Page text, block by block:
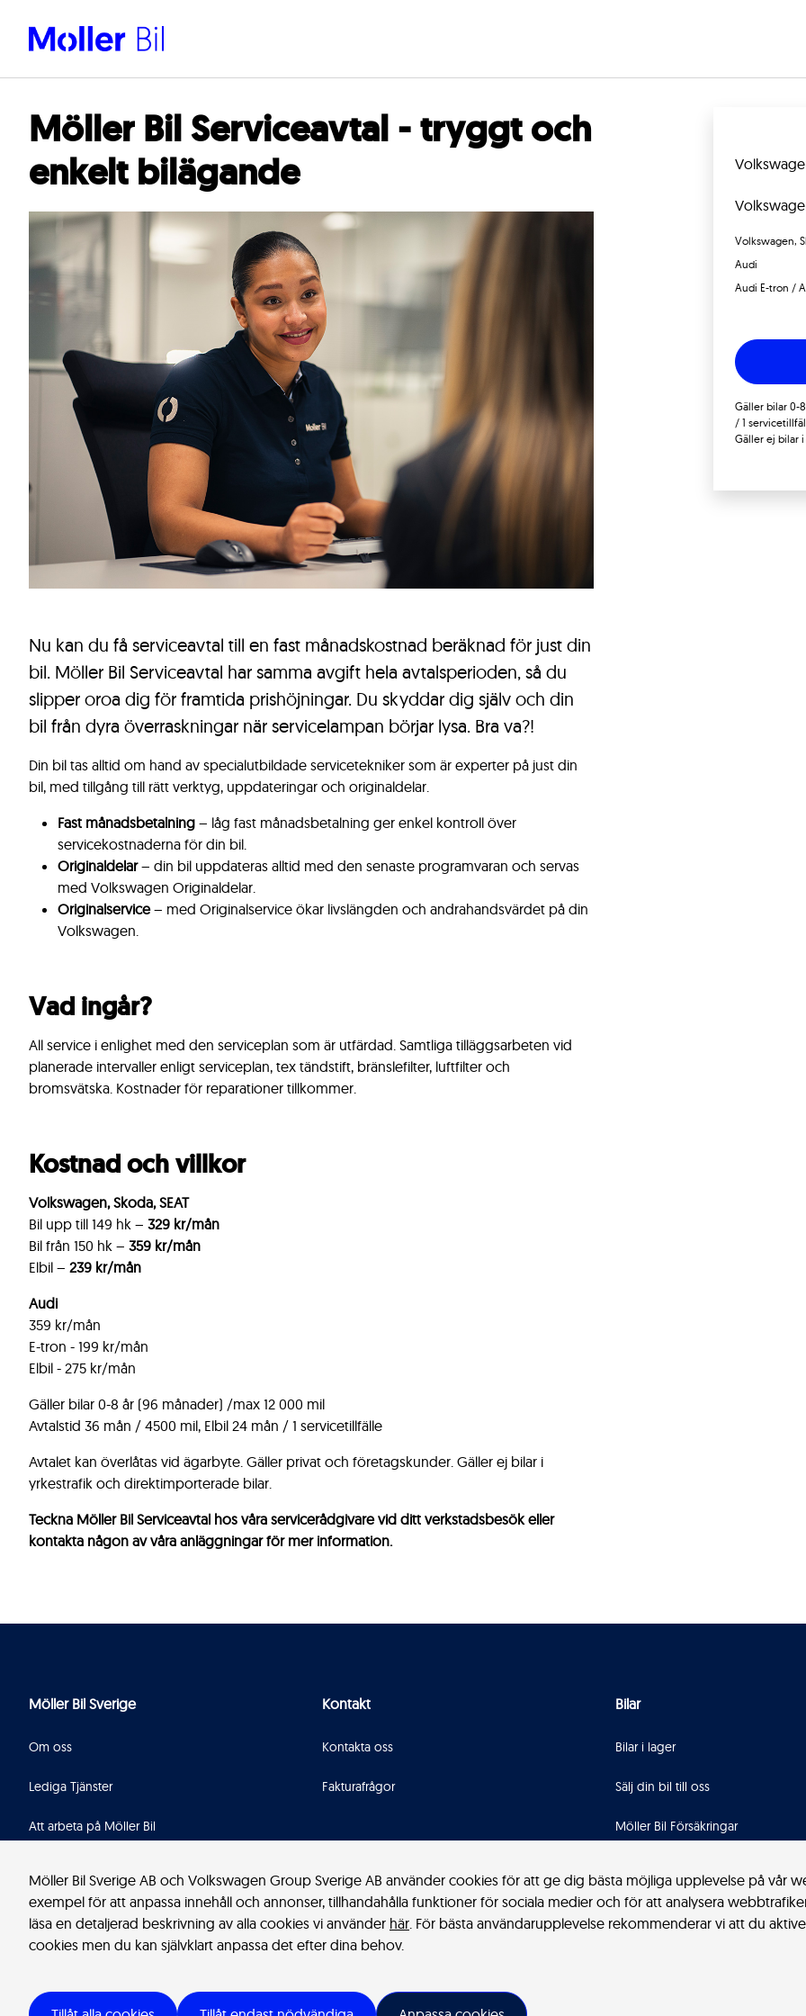
Möller Bil Sverige AB och Volkswagen Group Sverige AB använder cookies för att ge dig bästa möjliga upplevelse på vår
exempel för att anpassa innehåll och annonser, tillhandahålla funktioner för sociala medier och för att analysera
läsa en detaljerad beskrivning av alla cookies vi använder här. För bästa användarupplevelse rekommenderar vi att du
cookies men du kan självklart anpassa det efter dina behov.
Möller Bil Serviceavtal - tryggt och
enkelt bilägande
Nu kan du få serviceavtal till en fast månadskostnad beräknad för just din
bil. Möller Bil Serviceavtal har samma avgift hela avtalsperioden, så du
slipper oroa dig för framtida prishöjningar. Du skyddar dig själv och din
bil från dyra överraskningar när servicelampan börjar lysa. Bra va?!
Din bil tas alltid om hand av specialutbildade servicetekniker som är experter på just din
bil, med tillgång till rätt verktyg, uppdateringar och originaldelar.
Fast månadsbetalning – låg fast månadsbetalning ger enkel kontroll över
servicekostnaderna för din bil.
Originaldelar– din bil uppdateras alltid med den senaste programvaran och servas
med Volkswagen Originaldelar.
Originalservice– med Originalservice ökar livslängden och andrahandsvärdet på din
Volkswagen.
Vad ingår?
All service i enlighet med den serviceplan som är utfärdad. Samtliga tilläggsarbeten vid
planerade intervaller enligt serviceplan, tex tändstift, bränslefilter, luftfilter och
bromsvätska. Kostnader för reparationer tillkommer.
Kostnad och villkor
Volkswagen, Skoda, SEAT
Bil upp till 149 hk – 329 kr/mån
Bil från 150 hk – 359 kr/mån
Elbil – 239 kr/mån
Audi
359 kr/mån
E-tron - 199 kr/mån
Elbil - 275 kr/mån
Gäller bilar 0-8 år (96 månader) /max 12 000 mil
Avtalstid 36 mån / 4500 mil, Elbil 24 mån / 1 servicetillfälle
Avtalet kan överlåtas vid ägarbyte. Gäller privat och företagskunder. Gäller ej bilar i
yrkestrafik och direktimporterade bilar.
Teckna Möller Bil Serviceavtal hos våra servicerådgivare vid ditt verkstadsbesök eller
kontakta någon av våra anläggningar för mer information.
Volkswagen,
Audi
Audi E-tron /
Gäller bilar 0-
/ 1
Gäller ej bilar
Möller Bil Sverige
Om oss
Lediga Tjänster
Att arbeta på Möller Bil
Visselblåsare
Kontakt
Kontakta oss
Fakturafrågor
Bilar
Bilar i lager
Sälj din bil till oss
Möller Bil Försäkringar
Juridiskt Integritet Cookies